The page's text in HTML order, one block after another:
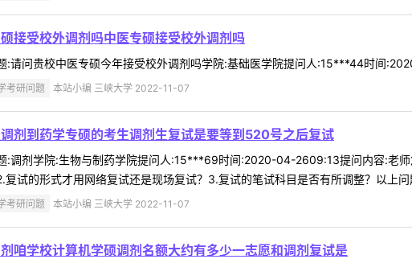
接受校外调剂吗中医专硕接受校外调剂吗
:请问贵校中医专硕今年接受校外调剂吗学院:基础医学院提问人:15***44时间
考研问题 本站小编 三峡大学 2022-11-07
剂到药学专硕的考生调剂生复试是要等到520号之后复试
:调剂学院:生物与制药学院提问人:15***69时间:2020-04-2609:13提问内容:老
复试的形式才用网络复试还是现场复试？3.复试的笔试科目是否有所调整？以上
考研问题 本站小编 三峡大学 2022-11-07
咱学校计算机学硕调剂名额大约有多少一志愿和调剂复试是